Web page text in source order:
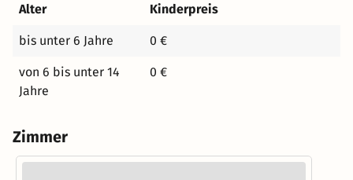
Alter
Kinderpreis
bis unter 6 Jahre 0 €
von 6 bis unter 14
Jahre
0 €
Zimmer